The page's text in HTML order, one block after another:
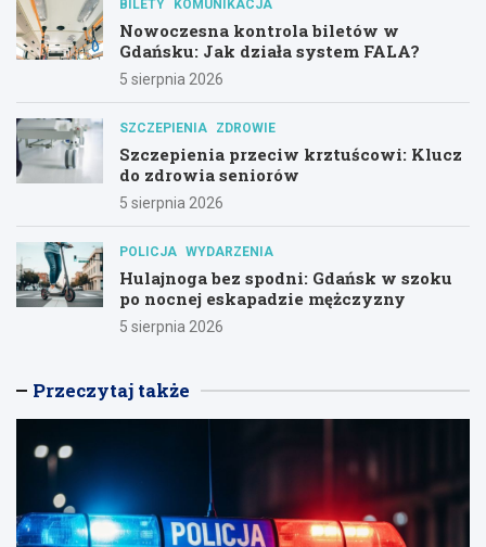
BILETY KOMUNIKACJA
Nowoczesna kontrola biletów w
Gdańsku: Jak działa system FALA?
5 sierpnia 2026
SZCZEPIENIA ZDROWIE
Szczepienia przeciw krztuścowi: Klucz
do zdrowia seniorów
5 sierpnia 2026
POLICJA WYDARZENIA
Hulajnoga bez spodni: Gdańsk w szoku
po nocnej eskapadzie mężczyzny
5 sierpnia 2026
Przeczytaj także